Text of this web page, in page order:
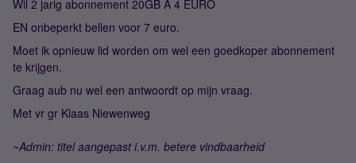
Wil 2 jarig abonnement 20GB A 4 EURO
EN onbeperkt bellen voor 7 euro.
Moet ik opnieuw lid worden om wel een goedkoper abonnement
te krijgen.
Graag aub nu wel een antwoordt op mijn vraag.
Met vr gr Klaas Niewenweg
~Admin: titel aangepast i.v.m. betere vindbaarheid